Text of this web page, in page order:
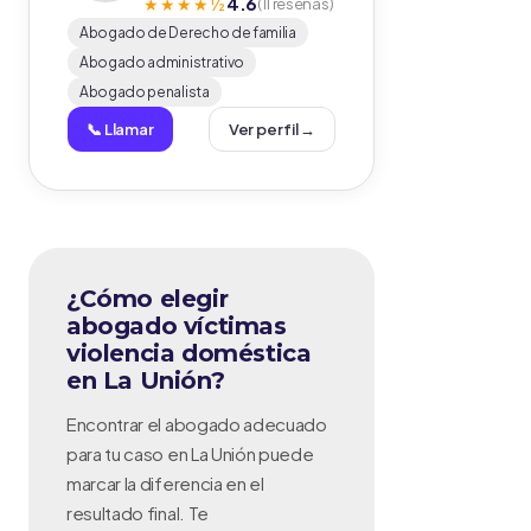
Abogado de Derecho de familia
Abogado administrativo
Abogado penalista
📞 Llamar Ver perfil →
¿Cómo elegir
abogado víctimas
violencia doméstica
en La Unión?
Encontrar el abogado adecuado
para tu caso en La Unión puede
marcar la diferencia en el
resultado final. Te